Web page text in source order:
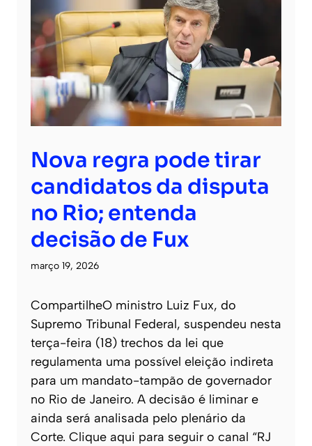
Nova regra pode tirar
candidatos da disputa
no Rio; entenda
decisão de Fux
março 19, 2026
CompartilheO ministro Luiz Fux, do
Supremo Tribunal Federal, suspendeu nesta
terça-feira (18) trechos da lei que
regulamenta uma possível eleição indireta
para um mandato-tampão de governador
no Rio de Janeiro. A decisão é liminar e
ainda será analisada pelo plenário da
Corte. Clique aqui para seguir o canal “RJ